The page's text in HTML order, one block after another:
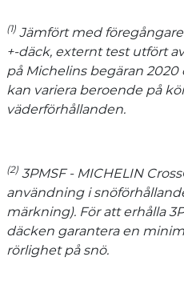
(1) Jämfört med
+-däck, externt test utfört
på Michelins begäran 2020
kan variera beroende på
väderförhållanden.
(2) 3PMSF - MICHELIN
användning i
märkning). För att erhålla
däcken garantera en
rörlighet på snö.